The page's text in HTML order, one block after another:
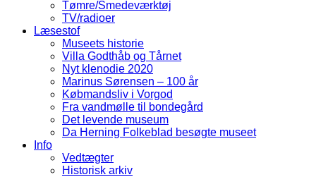
Tømre/Smedeværktøj
TV/radioer
Læsestof
Museets historie
Villa Godthåb og Tårnet
Nyt klenodie 2020
Marinus Sørensen – 100 år
Købmandsliv i Vorgod
Fra vandmølle til bondegård
Det levende museum
Da Herning Folkeblad besøgte museet
Info
Vedtægter
Historisk arkiv